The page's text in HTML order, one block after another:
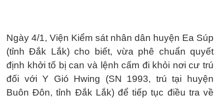
Ngày 4/1, Viện Kiểm sát nhân dân huyện Ea Súp
(tỉnh Đắk Lắk) cho biết, vừa phê chuẩn quyết
định khởi tố bị can và lệnh cấm đi khỏi nơi cư trú
đối với Y Gió Hwing (SN 1993, trú tại huyện
Buôn Đôn, tỉnh Đắk Lắk) để tiếp tục điều tra về